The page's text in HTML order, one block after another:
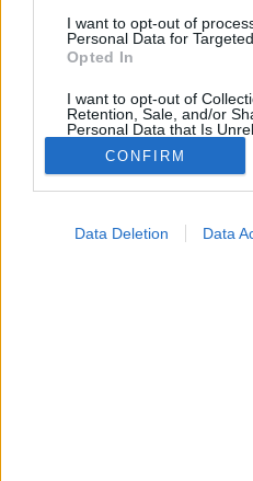
I want to opt-out of
Personal Data for
Opted In
I want to opt-out of
Retention, Sale, and/or
Personal Data that Is
Purposes for which it was
Opted Out
CONFIRM
Data Deletion Data